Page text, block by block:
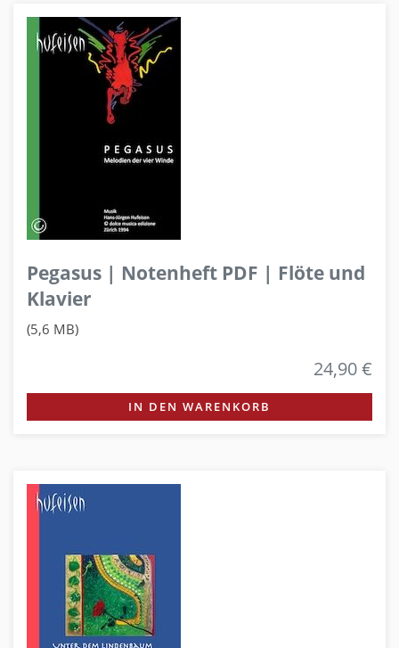
Pegasus | Notenheft PDF | Flöte und
Klavier
(5,6 MB)
24,90 €
IN DEN WARENKORB